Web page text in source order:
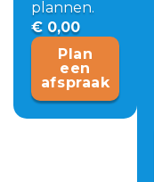
plannen.
€ 0,00
Plan
een
afspraak